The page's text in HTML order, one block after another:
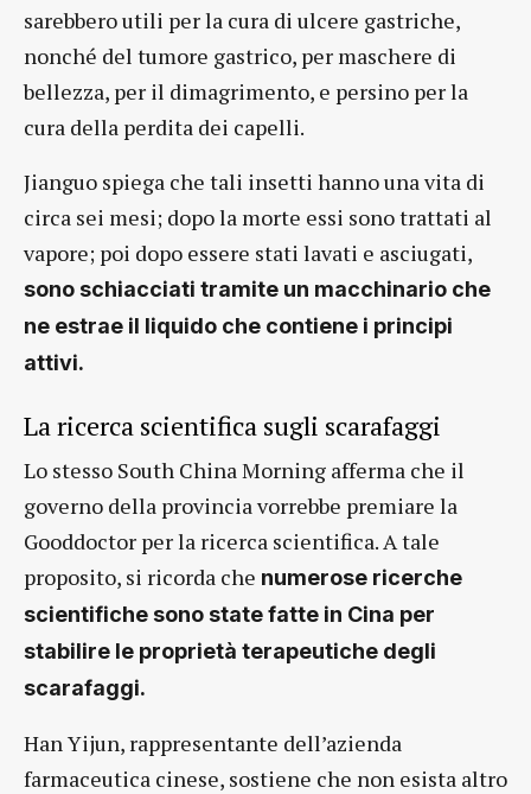
sarebbero utili per la cura di ulcere gastriche,
nonché del tumore gastrico, per maschere di
bellezza, per il dimagrimento, e persino per la
cura della perdita dei capelli.
Jianguo spiega che tali insetti hanno una vita di
circa sei mesi; dopo la morte essi sono trattati al
vapore; poi dopo essere stati lavati e asciugati,
sono schiacciati tramite un macchinario che
ne estrae il liquido che contiene i principi
attivi.
La ricerca scientifica sugli scarafaggi
Lo stesso South China Morning afferma che il
governo della provincia vorrebbe premiare la
Gooddoctor per la ricerca scientifica. A tale
proposito, si ricorda che numerose ricerche
scientifiche sono state fatte in Cina per
stabilire le proprietà terapeutiche degli
scarafaggi.
Han Yijun, rappresentante dell’azienda
farmaceutica cinese, sostiene che non esista altro